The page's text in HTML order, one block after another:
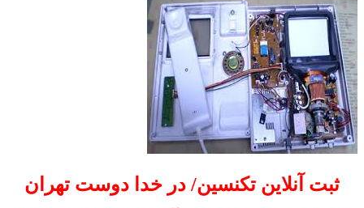
ثبت آنلاین تکنسین/ در خدا دوست تهران